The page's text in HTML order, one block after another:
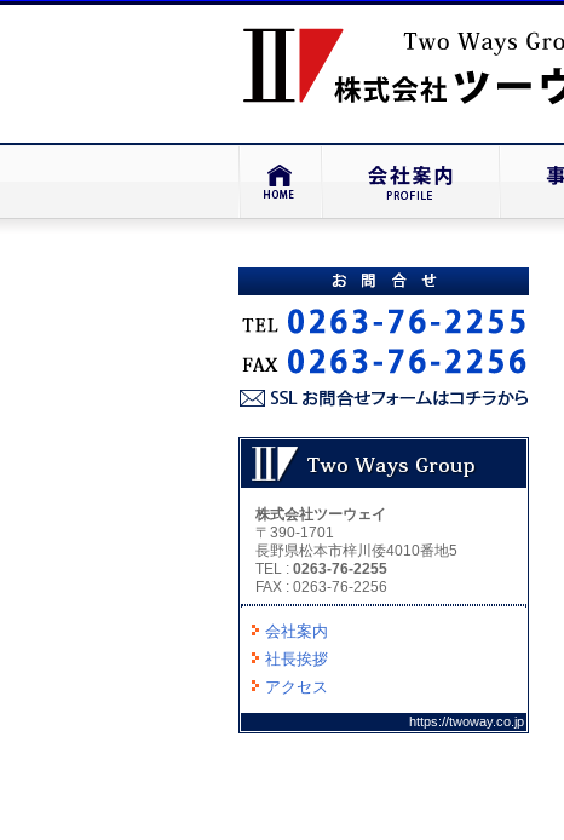
株式会社ツーウェイ
〒390-1701
長野県松本市梓川倭4010番地5
TEL : 0263-76-2255
FAX : 0263-76-2256
会社案内
社長挨拶
アクセス
https://twoway.co.jp